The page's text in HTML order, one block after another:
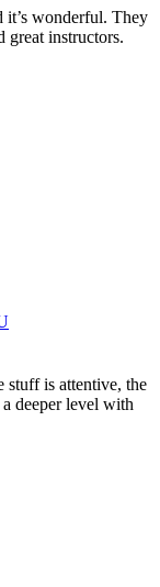
it’s wonderful. They
great instructors.
stuff is attentive, the
deeper level with